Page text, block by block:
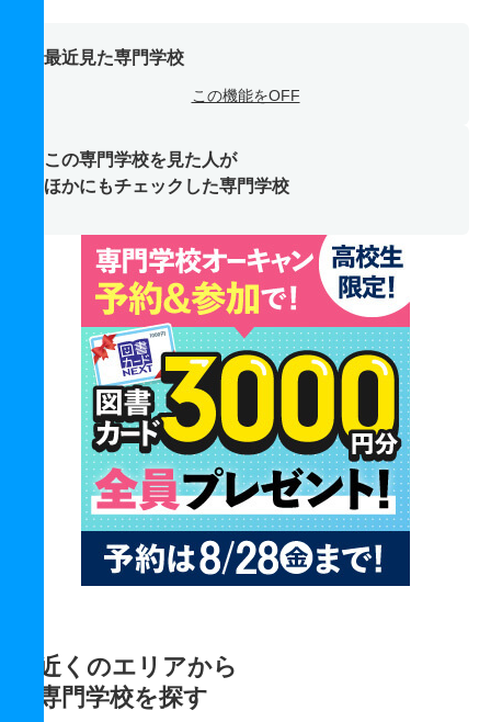
最近見た専門学校
この機能をOFF
この専門学校を見た人が
ほかにもチェックした専門学校
近くのエリアから
専門学校を探す